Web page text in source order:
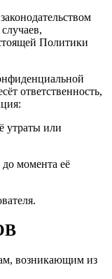
Политики
ответственность,
утраты или
момента её
возникающим из